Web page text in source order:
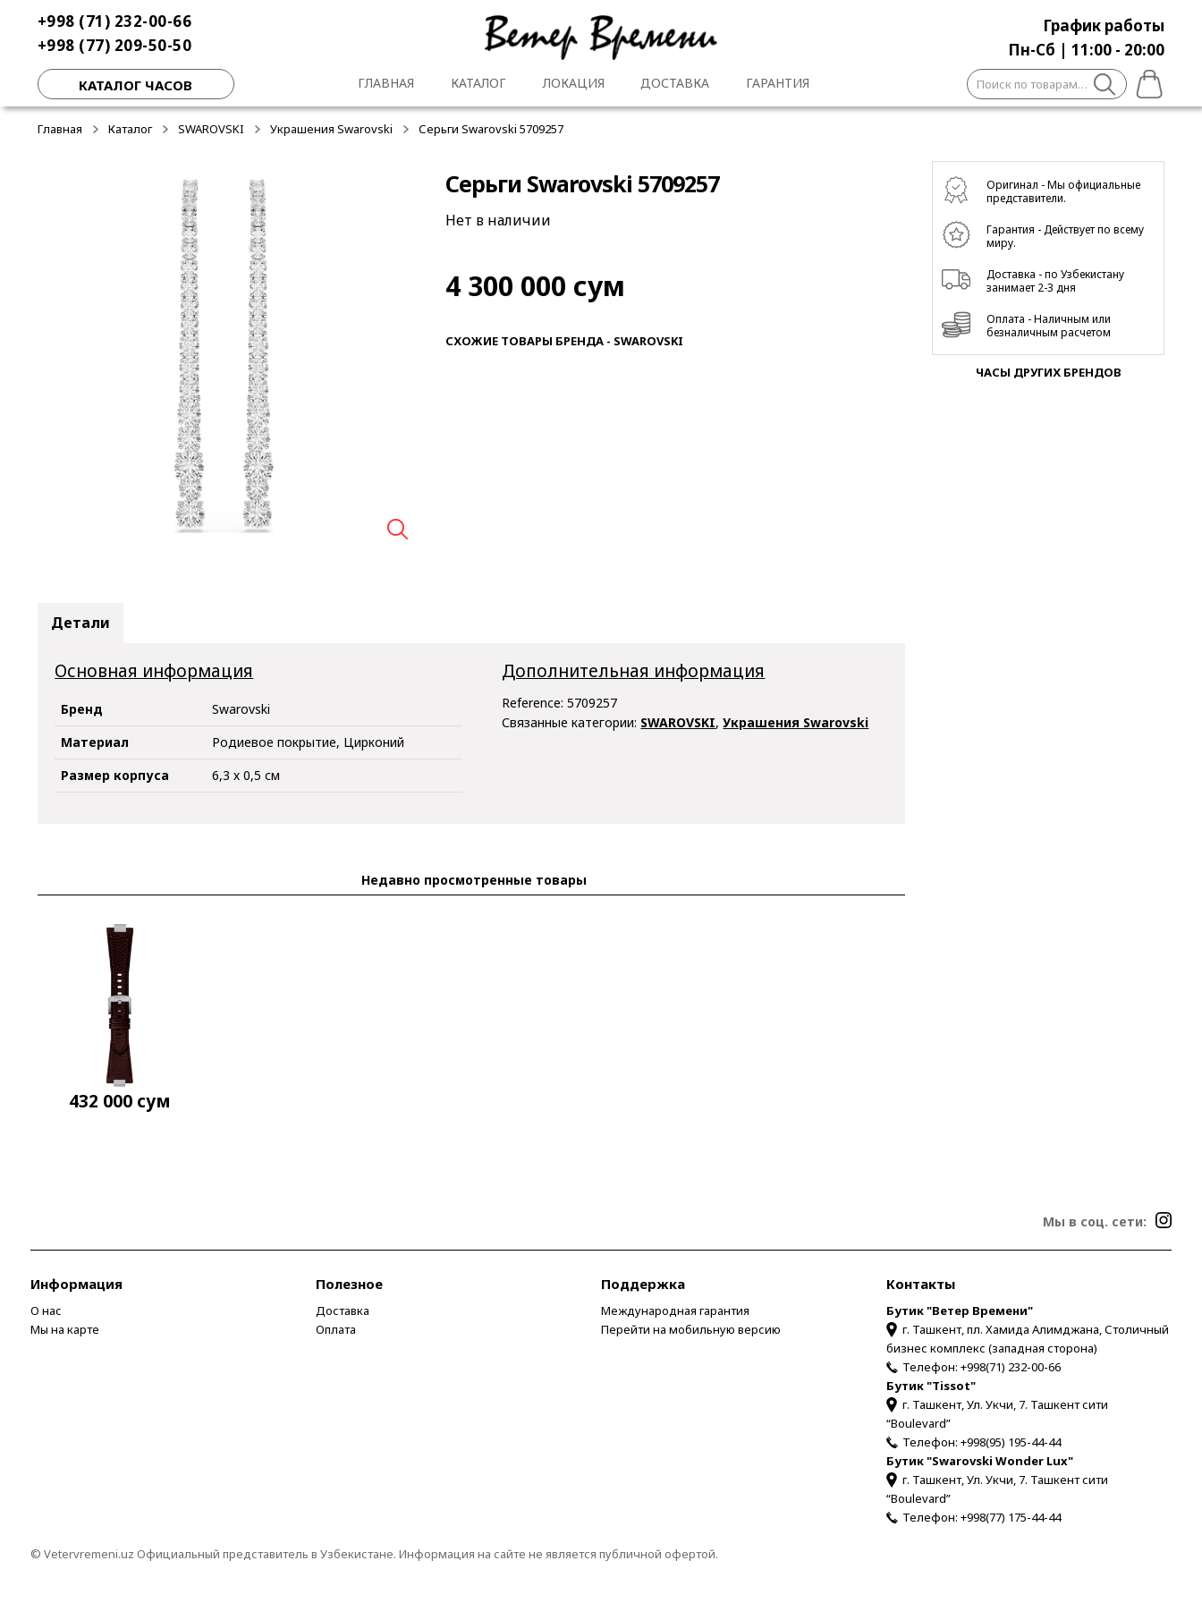
навигации
содержимому
+998 (71) 232-00-66
+998 (77) 209-50-50
График работы
Пн-Сб | 11:00 - 20:00
КАТАЛОГ ЧАСОВ ГЛАВНАЯ КАТАЛОГ ЛОКАЦИЯ ДОСТАВКА ГАРАНТИЯ Искать:
Главная Каталог SWAROVSKI Украшения Swarovski Серьги Swarovski 5709257
Серьги Swarovski 5709257
Нет в наличии
4 300 000 сум
СХОЖИЕ ТОВАРЫ БРЕНДА - SWAROVSKI
Детали
Основная информация
Бренд
Swarovski
Материал
Родиевое покрытие, Цирконий
Размер корпуса
6,3 х 0,5 см
Дополнительная информация
Reference:5709257
Связанные категории: SWAROVSKI,Украшения Swarovski
Недавно просмотренные товары
432 000 сум
Оригинал - Мы официальные
представители.
Гарантия - Действует по всему
миру.
Доставка - по Узбекистану
занимает 2-3 дня
Оплата - Наличным или
безналичным расчетом
ЧАСЫ ДРУГИХ БРЕНДОВ
Мы в соц. сети:
Информация
О нас
Мы на карте
Полезное
Доставка
Оплата
Поддержка
Международная гарантия
Перейти на мобильную версию
Контакты
Бутик "Ветер Времени"
г. Ташкент, пл. Хамида Алимджана, Столичный
бизнес комплекс (западная сторона)
Телефон: +998(71) 232-00-66
Бутик "Tissot"
г. Ташкент, Ул. Укчи, 7. Ташкент сити
“Boulevard”
Телефон: +998(95) 195-44-44
Бутик "Swarovski Wonder Lux"
г. Ташкент, Ул. Укчи, 7. Ташкент сити
“Boulevard”
Телефон: +998(77) 175-44-44
© Vetervremeni.uz Официальный представитель в Узбекистане. Информация на сайте не является публичной офертой.